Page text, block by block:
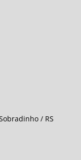
/ RS